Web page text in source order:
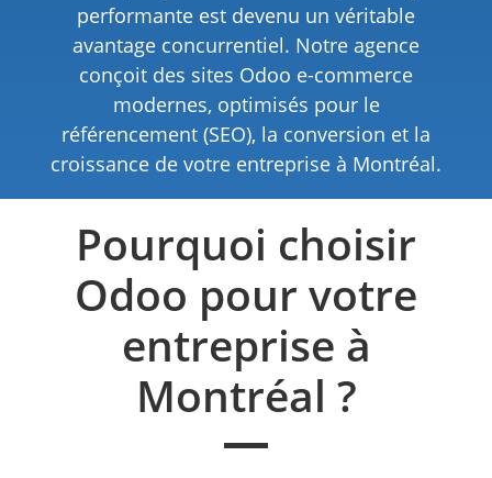
performante est devenu un véritable
avantage concurrentiel. Notre agence
conçoit des sites Odoo e-commerce
modernes, optimisés pour le
référencement (SEO), la conversion et la
croissance de votre entreprise à Montréal.
Pourquoi choisir
Odoo pour votre
entreprise à
Montréal ?